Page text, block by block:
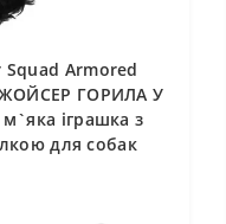
Squad Armored
ГОРИЛА У
іграшка з
для собак